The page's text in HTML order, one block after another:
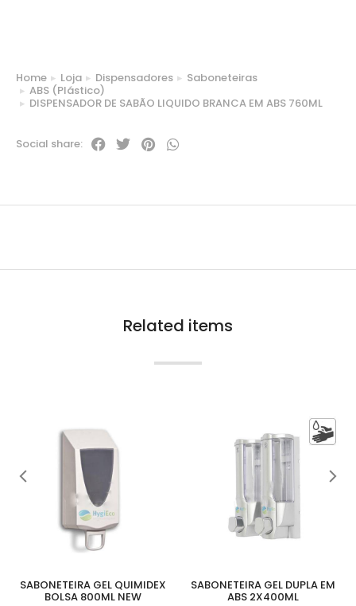
You are here:
Home Loja Dispensadores
Saboneteiras
ABS (Plástico)
DISPENSADOR DE SABÃO LIQUIDO BRANCA EM ABS 760ML
Social share:
Related items
SABONETEIRA GEL QUIMIDEX
BOLSA 800ML NEW
SABONETEIRA GEL DUPLA EM
ABS 2X400ML